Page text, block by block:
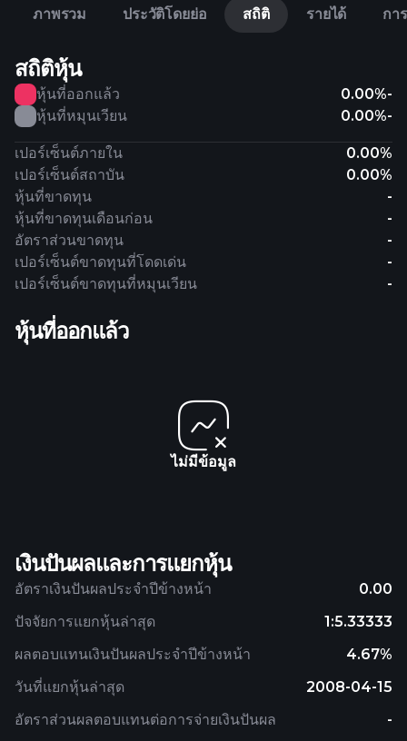
ภาพรวม ประวัติโดยย่อ สถิติ รายได้ กา
สถิติหุ้น
หุ้นที่ออกแล้ว 0.00%-
หุ้นที่หมุนเวียน
0.00%-
เปอร์เซ็นต์ภายใน
0.00%
เปอร์เซ็นต์สถาบัน
0.00%
หุ้นที่ขาดทุน
-
หุ้นที่ขาดทุนเดือนก่อน
-
อัตราส่วนขาดทุน
-
เปอร์เซ็นต์ขาดทุนที่โดดเด่น
-
เปอร์เซ็นต์ขาดทุนที่หมุนเวียน
-
หุ้นที่ออกแล้ว
ไม่มีข้อมูล
เงินปันผลและการแยกหุ้น
อัตราเงินปันผลประจำปีข้างหน้า 0.00
ผลตอบแทนเงินปันผลประจำปีข้างหน้า 4.67%
อัตราส่วนผลตอบแทนต่อการจ่ายเงินปันผล -
ปัจจัยการแยกหุ้นล่าสุด 1:5.33333
วันที่แยกหุ้นล่าสุด 2008-04-15